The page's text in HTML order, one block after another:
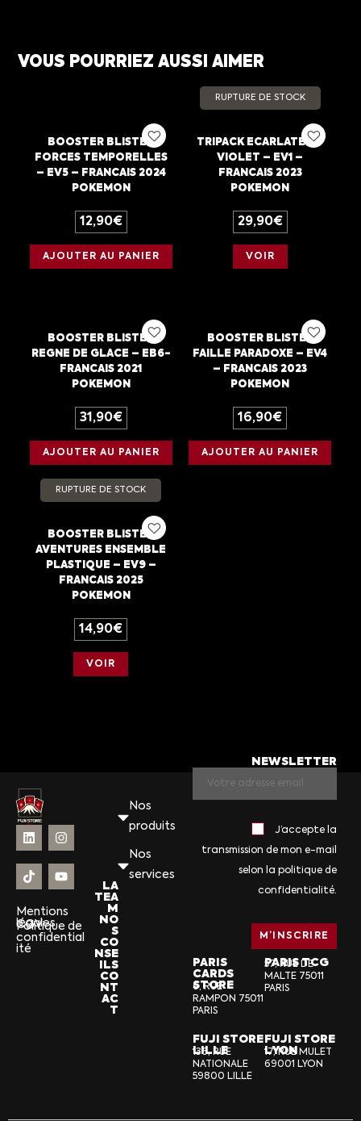
VOUS POURRIEZ AUSSI AIMER
BOOSTER BLISTER
FORCES TEMPORELLES
– EV5 – FRANCAIS 2024
POKEMON
12,90€
AJOUTER AU PANIER
RUPTURE DE STOCK
TRIPACK ECARLATE ET
VIOLET – EV1 –
FRANCAIS 2023
POKEMON
29,90€
VOIR
BOOSTER BLISTER
REGNE DE GLACE – EB6-
FRANCAIS 2021
POKEMON
31,90€
AJOUTER AU PANIER
BOOSTER BLISTER
FAILLE PARADOXE – EV4
– FRANCAIS 2023
POKEMON
16,90€
AJOUTER AU PANIER
RUPTURE DE STOCK
BOOSTER BLISTER
AVENTURES ENSEMBLE
PLASTIQUE – EV9 –
FRANCAIS 2025
POKEMON
14,90€
VOIR
Mentions
légales
CGV
Politique de
confidential
ité
Nos
produits
Nos
services
LA
TEA
M
NO
S
CO
NSE
ILS
CO
NT
AC
T
NEWSLETTER
J’accepte la
transmission de mon e-mail
selon la politique de
confidentialité.
PARIS
CARDS
STORE
6, RUE
RAMPON 75011
PARIS
PARIS TCG
57, RUE DE
MALTE 75011
PARIS
FUJI STORE
LILLE
136, RUE
NATIONALE
59800 LILLE
FUJI STORE
LYON
17, RUE MULET
69001 LYON